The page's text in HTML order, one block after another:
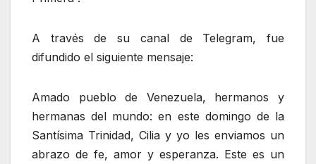
A través de su canal de Telegram, fue
difundido el siguiente mensaje:
Amado pueblo de Venezuela, hermanos y
hermanas del mundo: en este domingo de la
Santísima Trinidad, Cilia y yo les enviamos un
abrazo de fe, amor y esperanza. Este es un